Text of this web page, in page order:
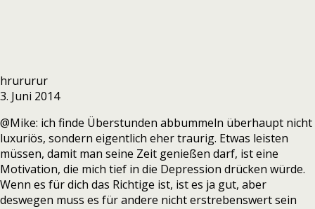
hrururur
3. Juni 2014
@Mike: ich finde Überstunden abbummeln überhaupt nicht
luxuriös, sondern eigentlich eher traurig. Etwas leisten
müssen, damit man seine Zeit genießen darf, ist eine
Motivation, die mich tief in die Depression drücken würde.
Wenn es für dich das Richtige ist, ist es ja gut, aber
deswegen muss es für andere nicht erstrebenswert sein